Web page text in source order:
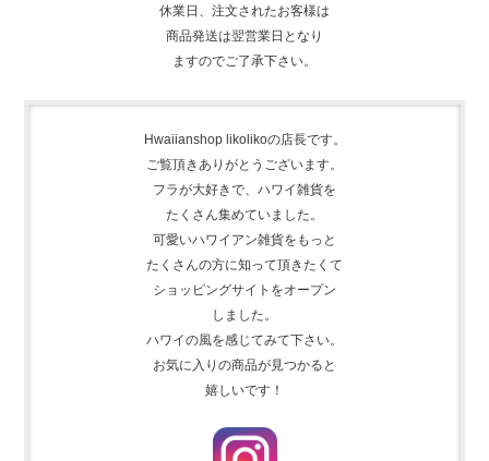
休業日、注文されたお客様は
商品発送は翌営業日となり
ますのでご了承下さい。
Hwaiianshop likolikoの店長です。
ご覧頂きありがとうございます。
フラが大好きで、 ハワイ雑貨を
たくさん集めていました。
可愛いハワイアン雑貨をもっと
たくさんの方に知って頂きたくて
ショッピングサイトをオープン
しました。
ハワイの風を感じてみて下さい。
お気に入りの商品が見つかると
嬉しいです！